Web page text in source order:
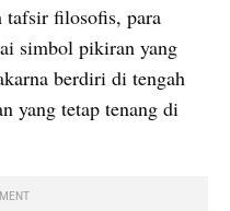
tafsir filosofis, para
simbol pikiran yang
berdiri di tengah
yang tetap tenang di